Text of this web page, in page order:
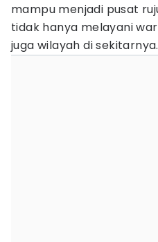
mampu menjadi pusat
tidak hanya melayani
juga wilayah di sekitarnya.